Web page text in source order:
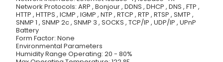
Network Protocols: ARP , Bonjour , DDNS , DHCP , DNS , FTP ,
HTTP , HTTPS , ICMP , IGMP , NTP , RTCP , RTP , RTSP , SMTP ,
SNMP 1 , SNMP 2c , SNMP 3 , SOCKS , TCP/IP , UDP/IP , UPnP
Battery
Form Factor: None
Environmental Parameters
Humidity Range Operating: 20 - 80%